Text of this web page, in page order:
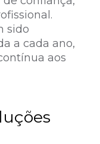
sido
a cada ano,
aos